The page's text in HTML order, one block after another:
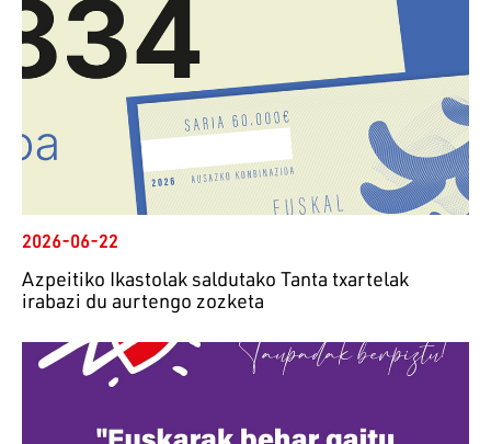
2026-06-22
Azpeitiko Ikastolak saldutako Tanta txartelak
irabazi du aurtengo zozketa